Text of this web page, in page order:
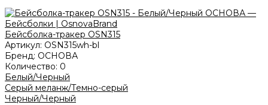
Бейсболка-тракер OSN315
Артикул: OSN315wh-bl
Бренд: ОСНОВА
Количество: 0
Белый/Черный
Серый меланж/Темно-серый
Черный/Черный